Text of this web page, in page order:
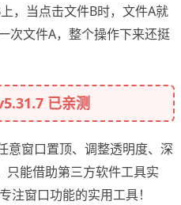
，当点击文件B时，文件A就
次文件A，整个操作下来还挺
已亲测
窗口置顶、调整透明度、深
只能借助第三方软件工具实
窗口功能的实用工具！